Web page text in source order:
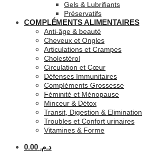
Gels & Lubrifiants
Préservatifs
COMPLÉMENTS ALIMENTAIRES
Anti-âge & beauté
Cheveux et Ongles
Articulations et Crampes
Cholestérol
Circulation et Cœur
Défenses Immunitaires
Compléments Grossesse
Féminité et Ménopause
Minceur & Détox
Transit, Digestion & Elimination
Troubles et Confort urinaires
Vitamines & Forme
د.م. 0.00